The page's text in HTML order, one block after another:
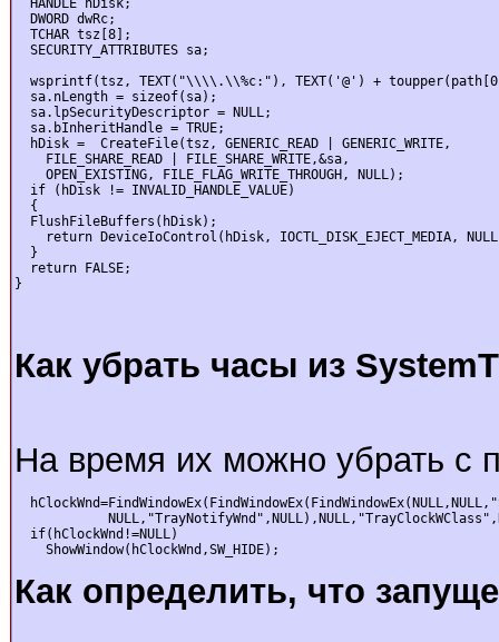
  HANDLE hDisk;
  DWORD dwRc;
  TCHAR tsz[8];
  SECURITY_ATTRIBUTES sa;
wsprintf(tsz, TEXT("\\\\.\\%c:"), TEXT('@') +
  sa.nLength = sizeof(sa);
  sa.lpSecurityDescriptor = NULL;
  sa.bInheritHandle = TRUE;
  hDisk =  CreateFile(tsz, GENERIC_READ | GENERIC_WRITE,
    FILE_SHARE_READ | FILE_SHARE_WRITE,&sa,
    OPEN_EXISTING, FILE_FLAG_WRITE_THROUGH, NULL);
  if (hDisk != INVALID_HANDLE_VALUE)
  {
  FlushFileBuffers(hDisk);
return DeviceIoControl(hDisk, IOCTL_DISK_EJECT_MEDIA,
  }
  return FALSE;
}
Как убрать часы из
На время их можно убрать с
  if(hClockWnd!=NULL)
    ShowWindow(hClockWnd,SW_HIDE);
Как определить, что